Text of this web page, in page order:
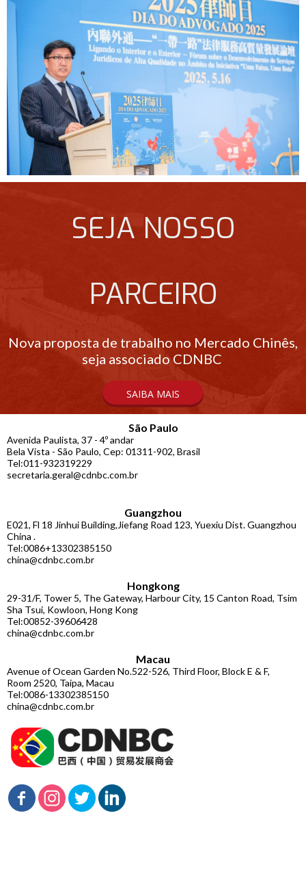
SEJA NOSSO
PARCEIRO
Nova proposta de trabalho no Mercado Chinês,
seja associado CDNBC
SAIBA MAIS
São Paulo
Avenida Paulista, 37 - 4º andar
Bela Vista - São Paulo, Cep: 01311-902, Brasil
Tel:011-932319229
secretaria.geral@cdnbc.com.br
Guangzhou
E021, Fl 18 Jinhui Building,Jiefang Road 123, Yuexiu Dist. Guangzhou
China .
Tel:0086+13302385150
china@cdnbc.com.br
Hongkong
29-31/F, Tower 5, The Gateway, Harbour City, 15 Canton Road, Tsim
Sha Tsui, Kowloon, Hong Kong
Tel:00852-39606428
china@cdnbc.com.br
Macau
Avenue of Ocean Garden No.522-526, Third Floor, Block E & F,
Room 2520, Taipa, Macau
Tel:0086-13302385150
china@cdnbc.com.br